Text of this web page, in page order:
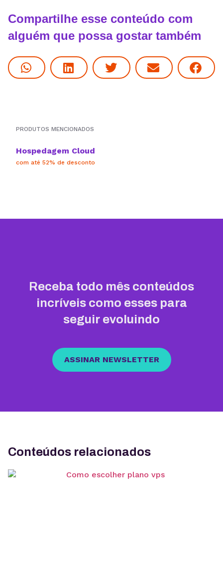
Compartilhe esse conteúdo com
alguém que possa gostar também
PRODUTOS MENCIONADOS
Hospedagem Cloud
com até 52% de desconto
Receba todo mês conteúdos
incríveis como esses para
seguir evoluindo
ASSINAR NEWSLETTER
Conteúdos relacionados